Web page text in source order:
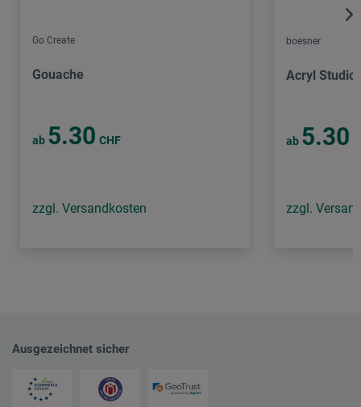
Go Create
Gouache
ab 5.30 CHF
zzgl. Versandkosten
boesner
Acryl Studio
ab 5.30
zzgl.
Ausgezeichnet sicher